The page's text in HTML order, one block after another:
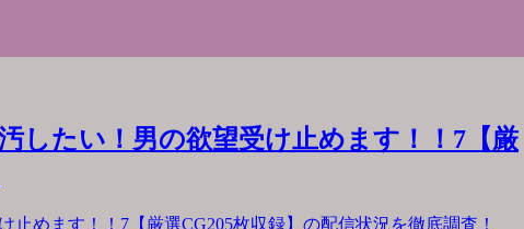
したい！男の欲望受け止めます！！7【厳
めます！！7【厳選CG205枚収録】の配信状況を徹底調査！